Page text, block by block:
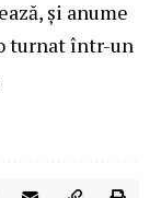
și anume
turnat într-un